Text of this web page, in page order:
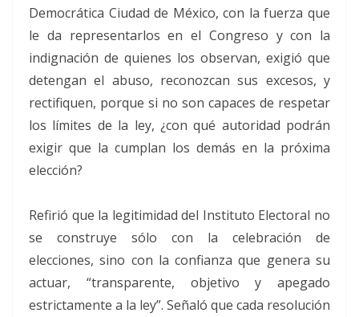
Democrática Ciudad de México, con la fuerza que
le da representarlos en el Congreso y con la
indignación de quienes los observan, exigió que
detengan el abuso, reconozcan sus excesos, y
rectifiquen, porque si no son capaces de respetar
los límites de la ley, ¿con qué autoridad podrán
exigir que la cumplan los demás en la próxima
elección?
Refirió que la legitimidad del Instituto Electoral no
se construye sólo con la celebración de
elecciones, sino con la confianza que genera su
actuar, “transparente, objetivo y apegado
estrictamente a la ley”. Señaló que cada resolución